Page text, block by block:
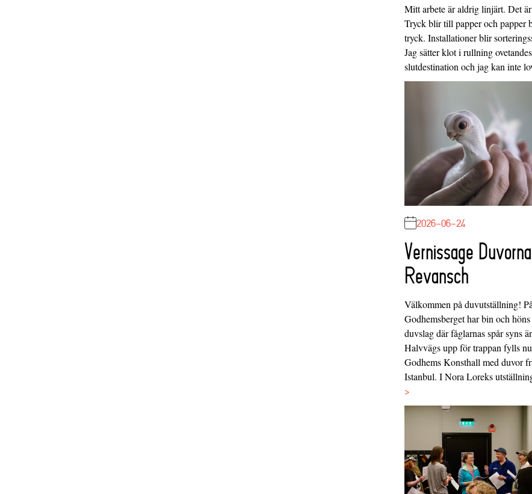
Mitt arbete är aldrig linjärt. Det
Tryck blir till papper och papper
tryck. Installationer blir
Jag sätter klot i rullning
slutdestination och jag kan inte
2026-06-24
Vernissage
Revansch
Välkommen på duvutställning! På
Godhemsberget har bin och
duvslag där fåglarnas spår syns
Halvvägs upp för trappan fylls nu
Godhems Konsthall med duvor
Istanbul. I Nora Loreks
>